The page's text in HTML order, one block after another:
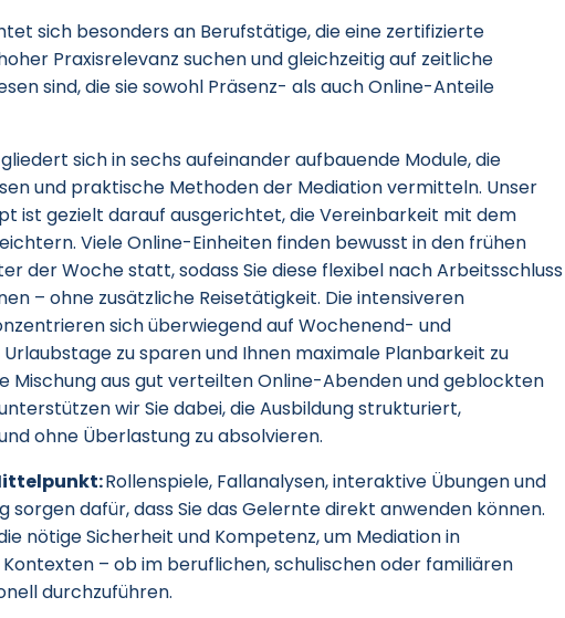
sich besonders an Berufstätige, die eine zertifizierte
Praxisrelevanz suchen und gleichzeitig auf zeitliche
sind, die sie sowohl Präsenz- als auch Online-Anteile
sich in sechs aufeinander aufbauende Module, die
und praktische Methoden der Mediation vermitteln. Unser
ist gezielt darauf ausgerichtet, die Vereinbarkeit mit dem
Viele Online-Einheiten finden bewusst in den frühen
der Woche statt, sodass Sie diese flexibel nach Arbeitsschluss
– ohne zusätzliche Reisetätigkeit. Die intensiveren
sich überwiegend auf Wochenend- und
zu sparen und Ihnen maximale Planbarkeit zu
Mischung aus gut verteilten Online-Abenden und geblockten
wir Sie dabei, die Ausbildung strukturiert,
ohne Überlastung zu absolvieren.
Rollenspiele, Fallanalysen, interaktive Übungen und
sorgen dafür, dass Sie das Gelernte direkt anwenden können.
nötige Sicherheit und Kompetenz, um Mediation in
– ob im beruflichen, schulischen oder familiären
durchzuführen.